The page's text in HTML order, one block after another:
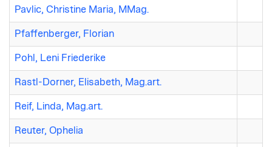
Pavlic, Christine Maria, MMag.
Pfaffenberger, Florian
Pohl, Leni Friederike
Rastl-Dorner, Elisabeth, Mag.art.
Reif, Linda, Mag.art.
Reuter, Ophelia